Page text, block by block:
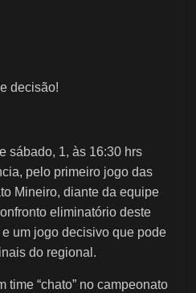
decisão!
sábado, 1, às 16:30 hrs
pelo primeiro jogo das
Mineiro, diante da equipe
eliminatório deste
um jogo decisivo que pode
do regional.
time “chato” no campeonato